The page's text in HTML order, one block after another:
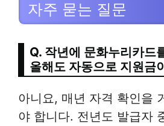
자주 묻는 질문
Q. 작년에 문화누리카드
올해도 자동으로 지원금
아니요, 매년 자격 확인을
야 합니다. 전년도 발급자